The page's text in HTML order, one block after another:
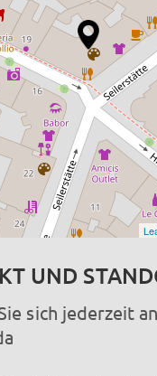
UND
sich jederzeit